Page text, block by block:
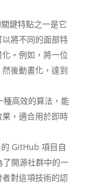
鍵特點之一是它
將不同的面部特
。例如，將一位
後動畫化，達到
種高效的算法，能
，適合用於即時
GitHub 項目自
開源社群中的一
對這項技術的認